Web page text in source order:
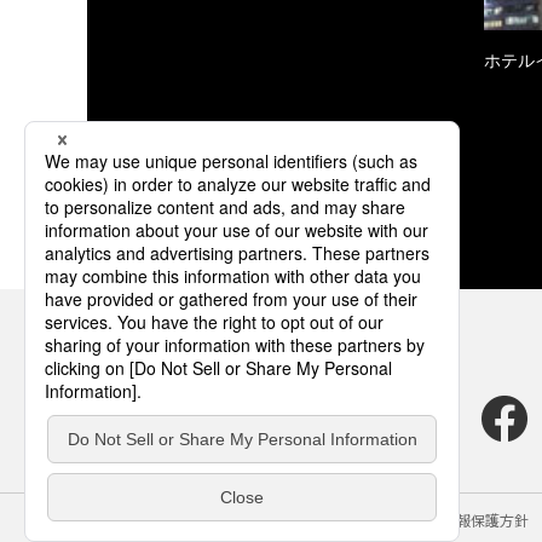
ホテル
サイトのご利用にあたって クッキーポリシー 個人情報保護方針